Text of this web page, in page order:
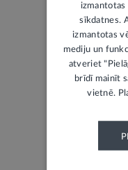
LATVIJAS
izmantotas
sīkdatnes.
izmantotas
mediju un
atveriet
brīdī mainīt
vietnē.